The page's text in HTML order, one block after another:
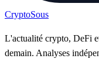
CryptoSous
L'actualité crypto, DeFi
demain. Analyses